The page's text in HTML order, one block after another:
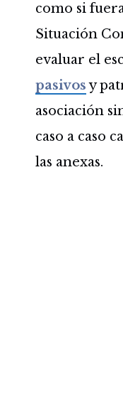
como si
Situación
evaluar el
pasivosy
asociación
caso a caso
las anexas.